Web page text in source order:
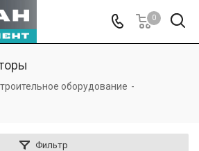
0
оборудование -
Фильтр